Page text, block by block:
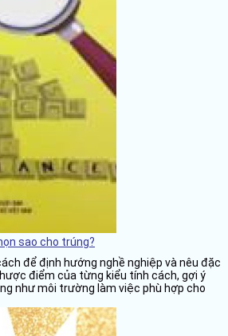
sao cho trúng?
để định hướng nghề nghiệp và nêu đặc
điểm của từng kiểu tính cách, gợi ý
như môi trường làm việc phù hợp cho